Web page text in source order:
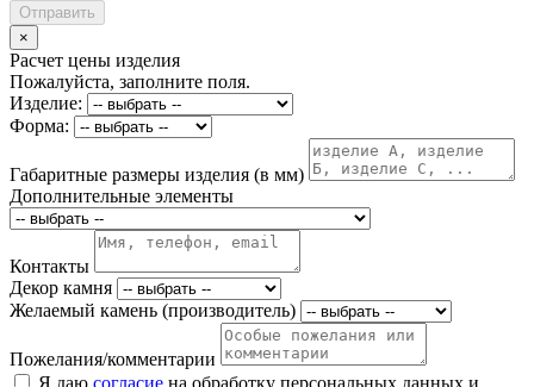
Отправить
×
Расчет цены изделия
Пожалуйста, заполните поля.
Изделие:
Форма:
Габаритные размеры изделия (в мм)
Дополнительные элементы
Контакты
Декор камня
Желаемый камень (производитель)
Пожелания/комментарии
Я даю согласие на обработку персональных данных и